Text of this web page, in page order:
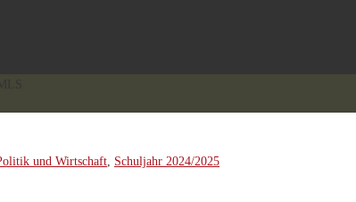
und Wirtschaft Schuljahr 2024/2025